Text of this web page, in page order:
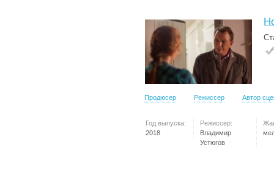
Продюсер Режиссер Автор
Год выпуска:
2018
Режиссер:
Владимир
Устюгов